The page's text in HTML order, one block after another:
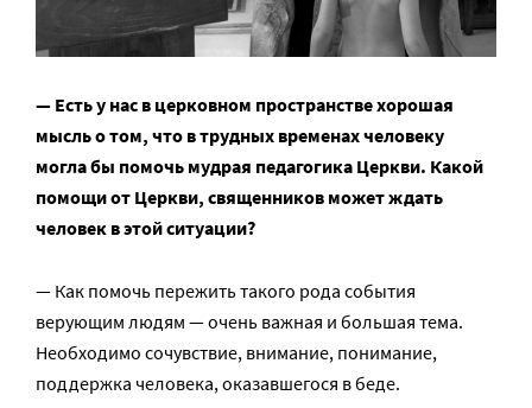
— Есть у нас в церковном пространстве хорошая
мысль о том, что в трудных временах человеку
могла бы помочь мудрая педагогика Церкви. Какой
помощи от Церкви, священников может ждать
человек в этой ситуации?
— Как помочь пережить такого рода события
верующим людям — очень важная и большая тема.
Необходимо сочувствие, внимание, понимание,
поддержка человека, оказавшегося в беде.